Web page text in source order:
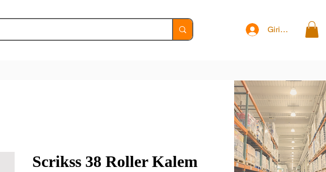
Giriş Yap
Scrikss 38 Roller Kalem